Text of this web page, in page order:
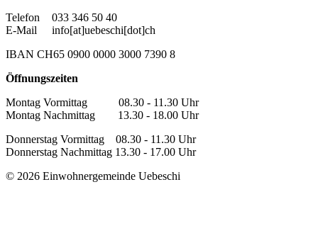
Telefon
033 346 50 40
E-Mail
info[at]uebeschi[dot]ch
IBAN CH65 0900 0000 3000 7390 8
Öffnungszeiten
Montag Vormittag 08.30 - 11.30 Uhr
Montag Nachmittag 13.30 - 18.00 Uhr
Donnerstag Vormittag 08.30 - 11.30 Uhr
Donnerstag Nachmittag 13.30 - 17.00 Uhr
© 2026 Einwohnergemeinde Uebeschi